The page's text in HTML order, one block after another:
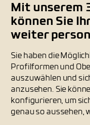
Mit unserem
können Sie
weiter
Sie haben die
Profilformen und
auszuwählen und
anzusehen. Sie
konfigurieren, um
genau so aussehen,